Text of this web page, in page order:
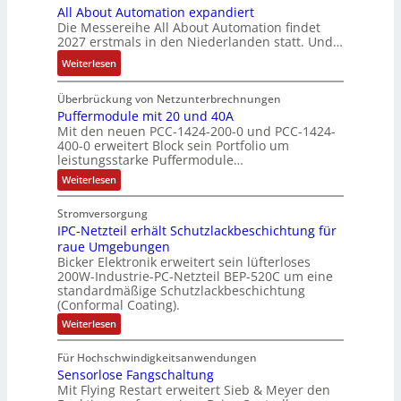
t
a
u
f
n
a
h
m
e
,
g
p
r
ä
g
t
d
u
r
c
h
d
S
y
s
t
e
m
e
h
r
e
r
u
m
V
o
r
s
n
d
d
e
s
V
D
M
A
E
g
e
b
n
i
s
s
e
b
e
s
ä
t
i
g
e
n
J
a
h
r
n
d
M
a
r
k
e
t
i
n
g
e
i
t
e
r
b
e
i
S
P
N
h
t
S
t
r
u
k
t
u
r
i
s
2
0
3
6
f
e
h
l
e
n
4
,
3
M
i
l
l
i
o
e
All About Automation expandiert
Die Messereihe All About Automation findet
2027 erstmals in den Niederlanden statt. Und…
Weiterlesen:
A
l
l
A
b
o
u
t
A
u
t
o
m
a
t
i
o
e
Überbrückung von Netzunterbrechnungen
Puffermodule mit 20 und 40A
Mit den neuen PCC-1424-200-0 und PCC-1424-
400-0 erweitert Block sein Portfolio um
leistungsstarke Puffermodule…
Weiterlesen:
P
f
f
r
m
o
d
u
l
e
m
i
2
Stromversorgung
IPC-Netzteil erhält Schutzlackbeschichtung für
raue Umgebungen
Bicker Elektronik erweitert sein lüfterloses
200W-Industrie-PC-Netzteil BEP-520C um eine
standardmäßige Schutzlackbeschichtung
(Conformal Coating).
Weiterlesen:
I
C
-
N
e
Für Hochschwindigkeitsanwendungen
Sensorlose Fangschaltung
Mit Flying Restart erweitert Sieb & Meyer den